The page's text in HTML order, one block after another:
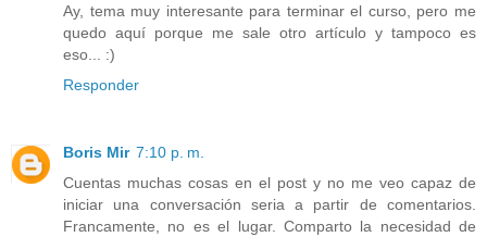
Ay, tema muy interesante para terminar el curso, pero me
quedo aquí porque me sale otro artículo y tampoco es
eso... :)
Responder
Boris Mir 7:10 p. m.
Cuentas muchas cosas en el post y no me veo capaz de
iniciar una conversación seria a partir de comentarios.
Francamente, no es el lugar. Comparto la necesidad de